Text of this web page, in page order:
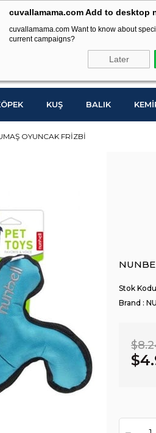
cuvallamama.com Add to desktop
cuvallamama.com Want to know about
current campaigns?
Later
KUŞ BALIK
OYUNCAK FRİZBİ
Brand :